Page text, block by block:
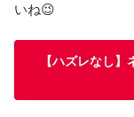
いね😉
【ハズレなし